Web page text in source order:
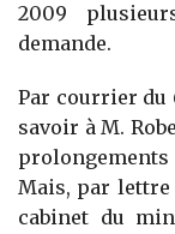
2009
demande.
Par courrier du
savoir à M.
prolongements
Mais, par lettre
cabinet du